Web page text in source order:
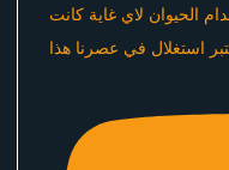
الحيوان لاي غاية كانت